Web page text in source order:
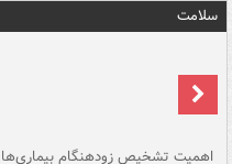
سلامت
اهمیت تشخیص زودهنگام